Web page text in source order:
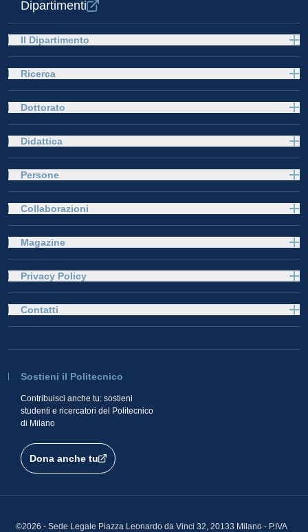
Dipartimenti
Il Dipartimento
Ricerca
Dottorato
Didattica
Persone
Collaborazioni
Magazine
Privacy Policy
Sostieni il Politecnico
Contribuisci anche tu: sostieni
studenti e ricercatori del Politecnico
di Milano
Dona anche tu
Contatti
©2026 - Sede Legale Piazza Leonardo da Vinci 32, 20133 Milano - P.IVA